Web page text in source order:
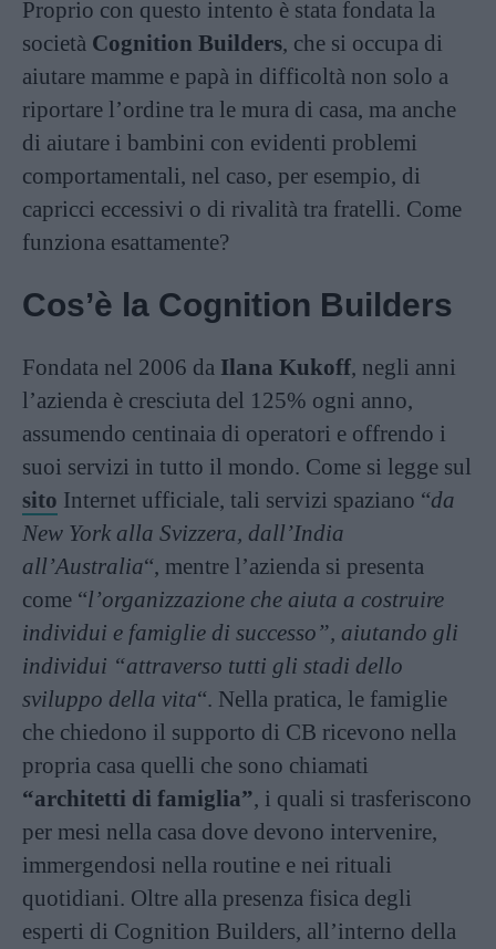
Proprio con questo intento è stata fondata la
società Cognition Builders, che si occupa di
aiutare mamme e papà in difficoltà non solo a
riportare l’ordine tra le mura di casa, ma anche
di aiutare i bambini con evidenti problemi
comportamentali, nel caso, per esempio, di
capricci eccessivi o di rivalità tra fratelli. Come
funziona esattamente?
Cos’è la Cognition Builders
Fondata nel 2006 da Ilana Kukoff, negli anni
l’azienda è cresciuta del 125% ogni anno,
assumendo centinaia di operatori e offrendo i
suoi servizi in tutto il mondo. Come si legge sul
sito Internet ufficiale, tali servizi spaziano “da
New York alla Svizzera, dall’India
all’Australia“, mentre l’azienda si presenta
come “l’organizzazione che aiuta a costruire
individui e famiglie di successo”, aiutando gli
individui “attraverso tutti gli stadi dello
sviluppo della vita“. Nella pratica, le famiglie
che chiedono il supporto di CB ricevono nella
propria casa quelli che sono chiamati
“architetti di famiglia”, i quali si trasferiscono
per mesi nella casa dove devono intervenire,
immergendosi nella routine e nei rituali
quotidiani. Oltre alla presenza fisica degli
esperti di Cognition Builders, all’interno della